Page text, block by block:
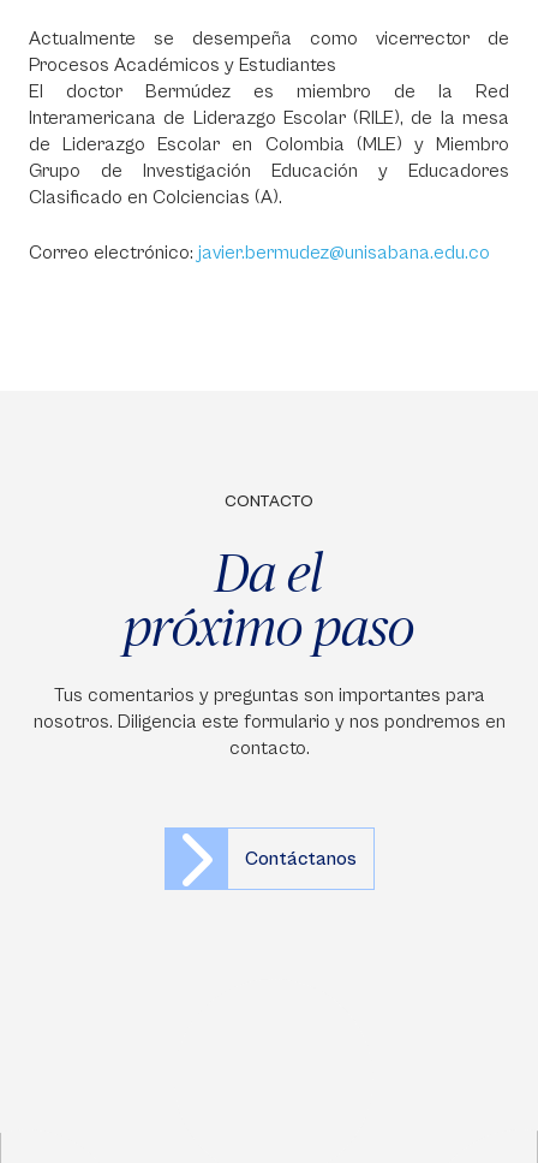
Actualmente se desempeña como vicerrector de
Procesos Académicos y Estudiantes
El doctor Bermúdez es miembro de la Red
Interamericana de Liderazgo Escolar (RILE), de la mesa
de Liderazgo Escolar en Colombia (MLE) y Miembro
Grupo de Investigación Educación y Educadores
Clasificado en Colciencias (A).
Correo electrónico: javier.bermudez@unisabana.edu.co
CONTACTO
Da el
próximo paso
Tus comentarios y preguntas son importantes para
nosotros. Diligencia este formulario y nos pondremos en
contacto.
Contáctanos